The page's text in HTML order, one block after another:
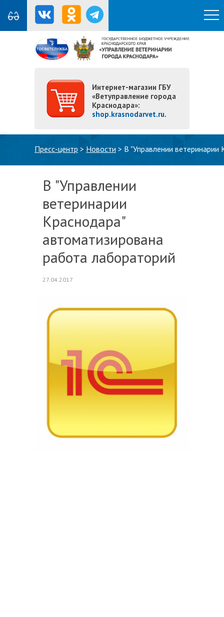
Интернет-магазин ГБУ
«Ветуправление города
Краснодара»:
shop.krasnodarvet.ru.
Пресс-центр > Новости > В "Управлении
В "Управлении
ветеринарии
Краснодара"
автоматизирована
работа лабораторий
27.04.2017